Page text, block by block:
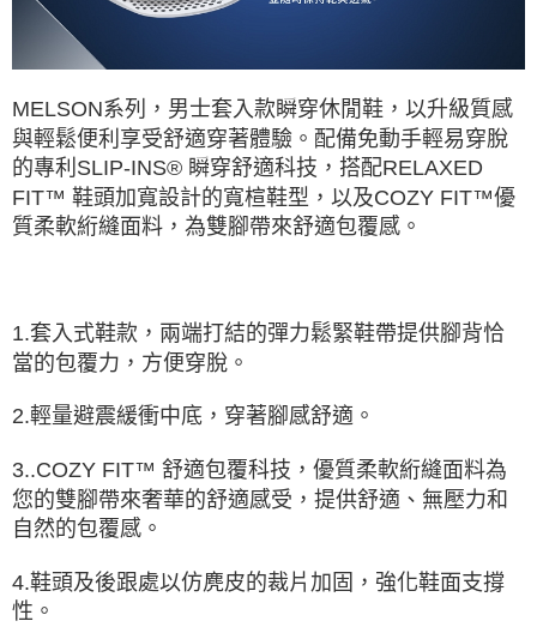
MELSON系列，男士套入款瞬穿休閒鞋，以升級質感
與輕鬆便利享受舒適穿著體驗。配備免動手輕易穿脫
的專利SLIP-INS® 瞬穿舒適科技，搭配RELAXED
FIT™ 鞋頭加寬設計的寬楦鞋型，以及COZY FIT™優
質柔軟絎縫面料，為雙腳帶來舒適包覆感。
1.套入式鞋款，兩端打結的彈力鬆緊鞋帶提供腳背恰
當的包覆力，方便穿脫。
2.輕量避震緩衝中底，穿著腳感舒適。
3..COZY FIT™ 舒適包覆科技，優質柔軟絎縫面料為
您的雙腳帶來奢華的舒適感受，提供舒適、無壓力和
自然的包覆感。
4.鞋頭及後跟處以仿麂皮的裁片加固，強化鞋面支撐
性。